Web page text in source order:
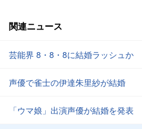
関連ニュース
芸能界 8・8・8に結婚ラッシュか
声優で雀士の伊達朱里紗が結婚
「ウマ娘」出演声優が結婚を発表